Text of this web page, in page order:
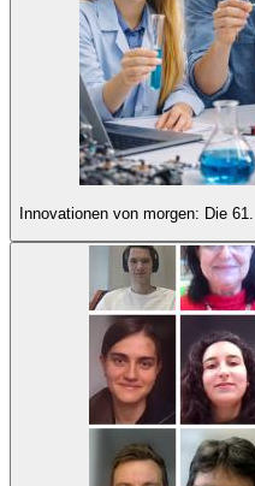
Innovationen von morgen: Die